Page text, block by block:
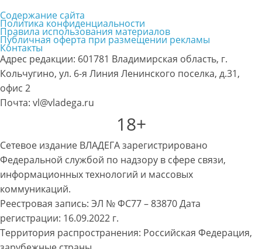
Содержание сайта
Политика конфиденциальности
Правила использования материалов
Публичная оферта при размещении рекламы
Контакты
Адрес редакции: 601781 Владимирская область, г.
Кольчугино, ул. 6-я Линия Ленинского поселка, д.31,
офис 2
Почта: vl@vladega.ru
18+
Сетевое издание ВЛАДЕГА зарегистрировано
Федеральной службой по надзору в сфере связи,
информационных технологий и массовых
коммуникаций.
Реестровая запись: ЭЛ № ФС77 – 83870 Дата
регистрации: 16.09.2022 г.
Территория распространения: Российская Федерация,